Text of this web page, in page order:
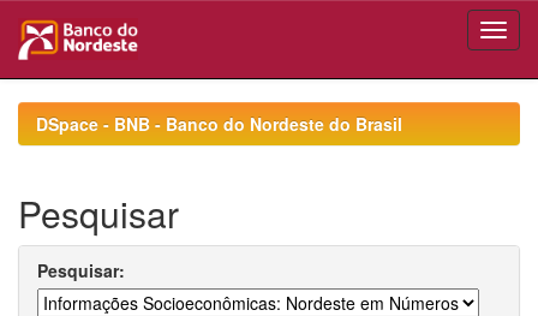
navigationDSpace - BNB - Banco do Nordeste do Brasil
Pesquisar
Pesquisar: